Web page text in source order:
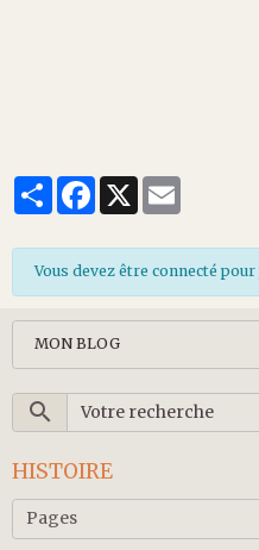
PartagerFacebook
X
Vous devez être connecté
MON BLOG
HISTOIRE